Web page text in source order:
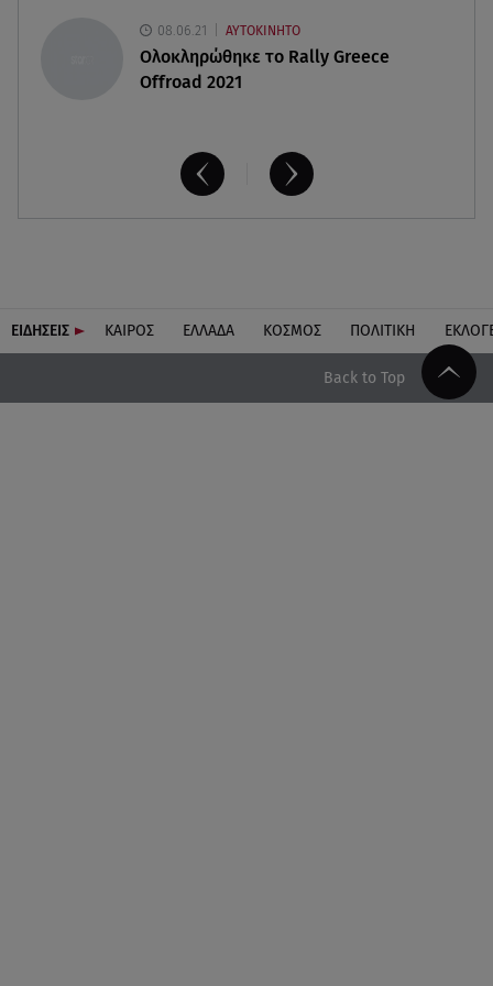
08.06.21 ΑΥΤΟΚΙΝΗΤΟ
Ολοκληρώθηκε το Rally Greece
Offroad 2021
ΕΙΔΗΣΕΙΣ ΚΑΙΡΟΣ ΕΛΛΑΔΑ ΚΟΣΜΟΣ ΠΟΛΙΤΙΚΗ
Back to Top